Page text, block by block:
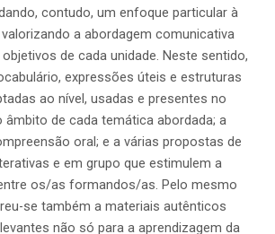
contudo, um enfoque particular à
a abordagem comunicativa
de cada unidade. Neste sentido,
expressões úteis e estruturas
ao nível, usadas e presentes no
âmbito de cada temática abordada; a
oral; e a várias propostas de
e em grupo que estimulem a
os/as formandos/as. Pelo mesmo
se também a materiais autênticos
não só para a aprendizagem da